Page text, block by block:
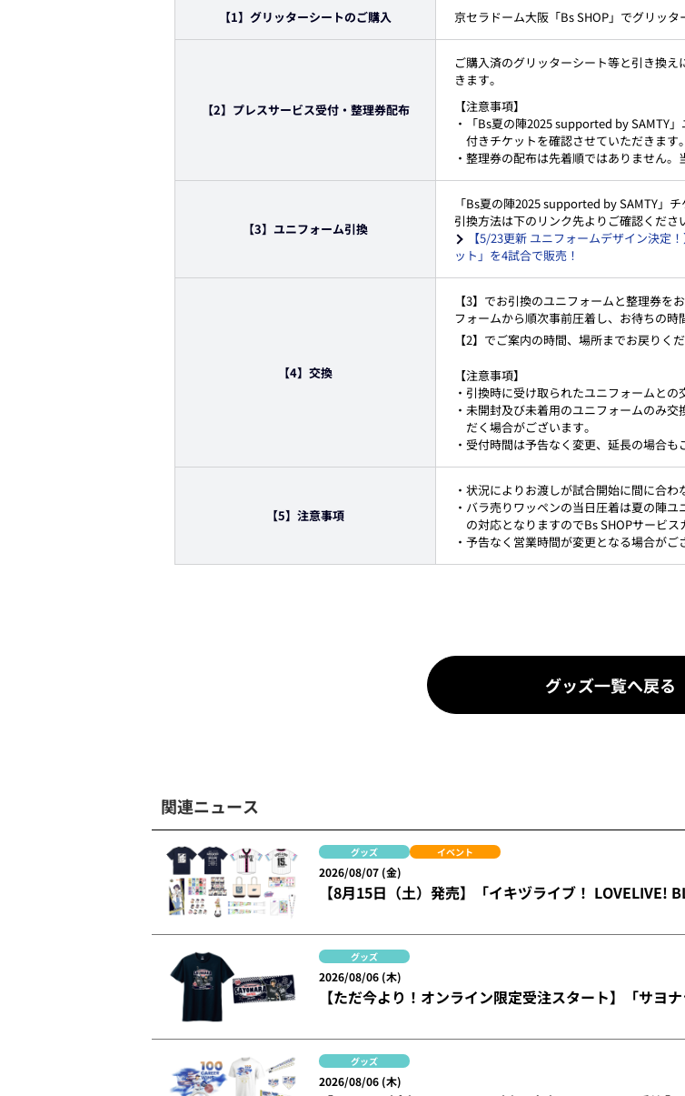
【1】グリッターシートのご購入 京セラドーム大阪「Bs SHOP」でグリッ
【2】プレスサービス受付・整理券配布
ご購入済のグリッターシート等と引き換
きます。
【注意事項】
・「Bs夏の陣2025 supported by SAMTY
付きチケットを確認させていただきます。
・整理券の配布は先着順ではありません
【3】ユニフォーム引換
「Bs夏の陣2025 supported by SAMTY」
引換方法は下のリンク先よりご確認くださ
【5/23更新 ユニフォームデザイン決定
ット」を4試合で販売！
【4】交換
【3】でお引換のユニフォームと整理券
フォームから順次事前圧着し、お待ちの時
【2】でご案内の時間、場所までお戻りくだ
【注意事項】
・引換時に受け取られたユニフォームとの
・未開封及び未着用のユニフォームのみ
だく場合がございます。
・受付時間は予告なく変更、延長の場合も
【5】注意事項
・状況によりお渡しが試合開始に間に合
・バラ売りワッペンの当日圧着は夏の陣
の対応となりますのでBs SHOPサービス
・予告なく営業時間が変更となる場合がご
グッズ一覧へ戻る
関連ニュース
グッズ イベント
2026/08/07 (金)
【8月15日（土）発売】「イキヅライブ！ LOVELIVE!
グッズ
2026/08/06 (木)
【ただ今より！オンライン限定受注スタート】「サヨ
グッズ
2026/08/06 (木)